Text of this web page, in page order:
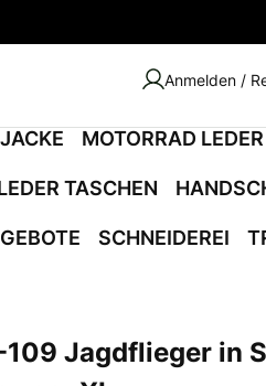
Anmelden /
MOTORRAD
TASCHEN
SCHNEIDEREI
109 Jagdflieger in